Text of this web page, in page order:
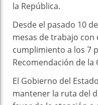
la República.
Desde el pasado 10
mesas de trabajo
cumplimiento a los 7
Recomendación de la
El Gobierno del
mantener la ruta del